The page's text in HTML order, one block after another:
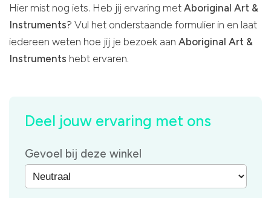
Hier mist nog iets. Heb jij ervaring met Aboriginal Art &
Instruments? Vul het onderstaande formulier in en laat
iedereen weten hoe jij je bezoek aan Aboriginal Art &
Instruments hebt ervaren.
Deel jouw ervaring met ons
Gevoel bij deze winkel